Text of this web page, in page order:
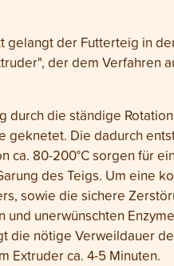
gelangt der Futterteig in
der dem Verfahren
durch die ständige
geknetet. Die dadurch
ca. 80-200°C sorgen für
des Teigs. Um eine
sowie die sichere
und unerwünschten
die nötige Verweildauer
Extruder ca. 4-5 Minuten.